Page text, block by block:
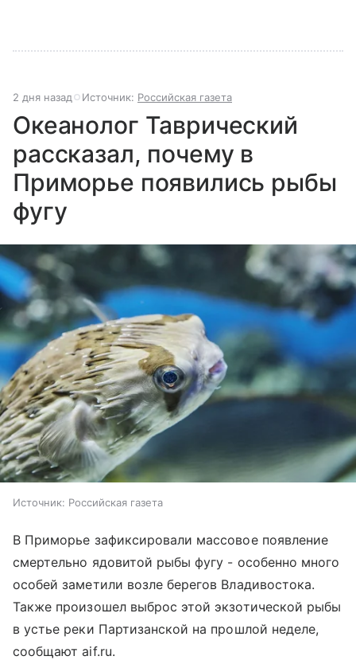
2 дня назад Источник: Российская газета
Океанолог Таврический
рассказал, почему в
Приморье появились рыбы
фугу
Источник: Российская газета
В Приморье зафиксировали массовое появление
смертельно ядовитой рыбы фугу - особенно много
особей заметили возле берегов Владивостока.
Также произошел выброс этой экзотической рыбы
в устье реки Партизанской на прошлой неделе,
сообщают aif.ru.